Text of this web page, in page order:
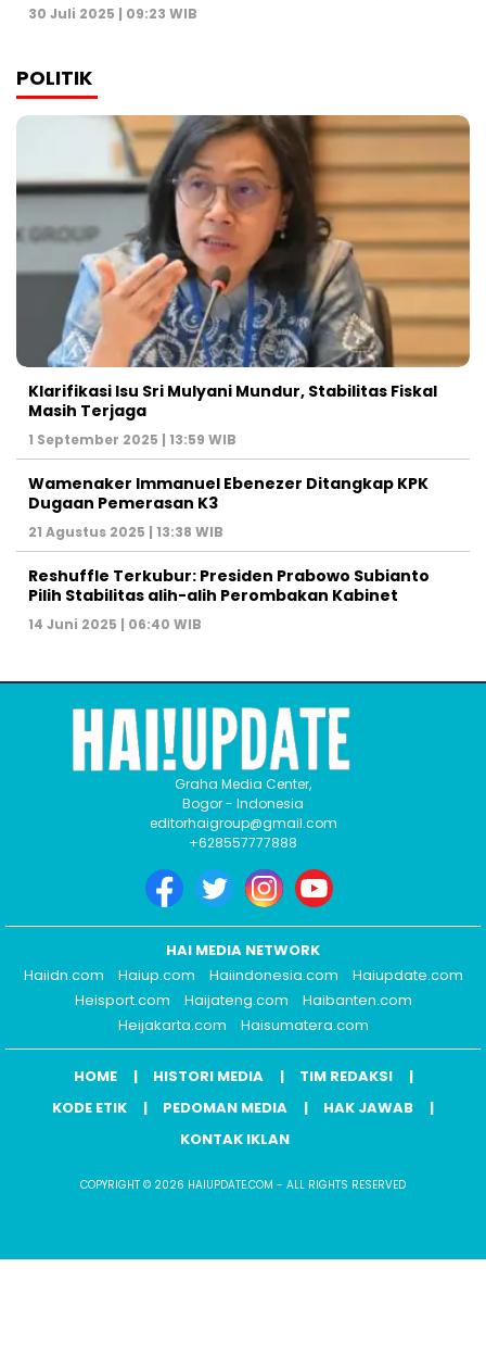
30 Juli 2025 | 09:23 WIB
POLITIK
Klarifikasi Isu Sri Mulyani Mundur, Stabilitas Fiskal
Masih Terjaga
1 September 2025 | 13:59 WIB
Wamenaker Immanuel Ebenezer Ditangkap KPK
Dugaan Pemerasan K3
21 Agustus 2025 | 13:38 WIB
Reshuffle Terkubur: Presiden Prabowo Subianto
Pilih Stabilitas alih-alih Perombakan Kabinet
14 Juni 2025 | 06:40 WIB
Graha Media Center,
Bogor - Indonesia
editorhaigroup@gmail.com
+628557777888
HAI MEDIA NETWORK
Haiidn.com
Haiup.com Haiindonesia.com
Haiupdate.com
Heisport.com
Haijateng.com
Haibanten.com
Heijakarta.com
Haisumatera.com
HOME HISTORI MEDIA
TIM REDAKSI
KODE ETIK
PEDOMAN MEDIA
HAK JAWAB
KONTAK IKLAN
COPYRIGHT © 2026 HAIUPDATE.COM - ALL RIGHTS RESERVED